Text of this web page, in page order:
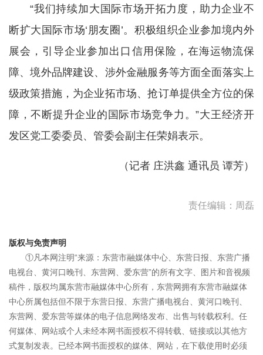
“我们持续加大国际市场开拓力度，助力企业不
断扩大国际市场‘朋友圈’。积极组织企业参加境内外
展会，引导企业参加出口信用保险，在海运物流保
障、境外品牌建设、涉外金融服务等方面全面落实上
级政策措施，为企业拓市场、抢订单提供全方位的保
障，不断提升企业的国际市场竞争力。”大王经济开
发区党工委委员、管委会副主任荣娟表示。
（记者 庄洪鑫 通讯员 谭芳）
责任编辑：周磊
版权与免责声明
①凡本网注明“来源：东营市融媒体中心、东营日报、东营广播
电视台、黄河口晚刊、东营网、爱东营”的所有文字、图片和音视频
稿件，版权均属东营市融媒体中心所有，东营网拥有东营市融媒体
中心所属包括但不限于东营日报、东营广播电视台、黄河口晚刊、
东营网、爱东营等媒体的电子信息网络发布、出售与转载权利。任
何媒体、网站或个人未经本网书面授权不得转载、链接或以其他方
式复制发表。已经本网书面授权的媒体、网站，在下载使用时必须